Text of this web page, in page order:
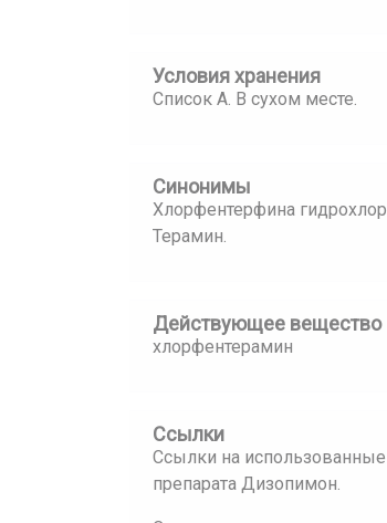
Условия хранения
Список А. В сухом месте.
Синонимы
Хлорфентерфина
Терамин.
Действующее вещество
хлорфентерамин
Ссылки
Ссылки на
препарата Дизопимон.